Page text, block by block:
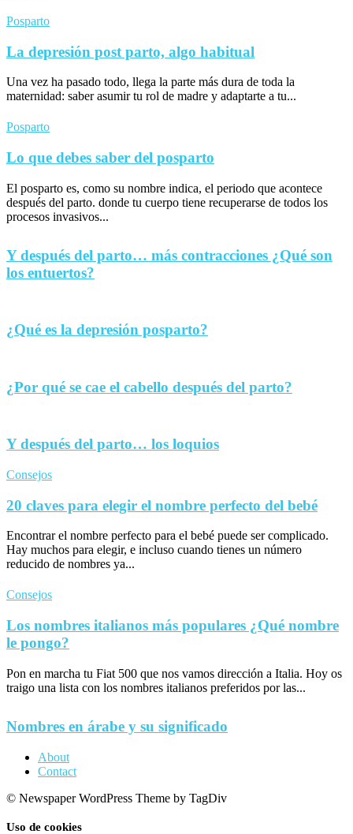
Posparto
La depresión post parto, algo habitual
Una vez ha pasado todo, llega la parte más dura de toda la
maternidad: saber asumir tu rol de madre y adaptarte a tu...
Posparto
Lo que debes saber del posparto
El posparto es, como su nombre indica, el periodo que acontece
después del parto. donde tu cuerpo tiene recuperarse de todos los
procesos invasivos...
Y después del parto… más contracciones ¿Qué son
los entuertos?
¿Qué es la depresión posparto?
¿Por qué se cae el cabello después del parto?
Y después del parto… los loquios
Consejos
20 claves para elegir el nombre perfecto del bebé
Encontrar el nombre perfecto para el bebé puede ser complicado.
Hay muchos para elegir, e incluso cuando tienes un número
reducido de nombres ya...
Consejos
Los nombres italianos más populares ¿Qué nombre
le pongo?
Pon en marcha tu Fiat 500 que nos vamos dirección a Italia. Hoy os
traigo una lista con los nombres italianos preferidos por las...
Nombres en árabe y su significado
About
Contact
© Newspaper WordPress Theme by TagDiv
Uso de cookies